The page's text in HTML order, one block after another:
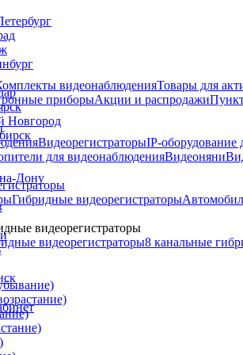
Новгород
Дону
видеонаблюденияТовары для
приборыАкции и распродажи
ВидеорегистраторыIP-оборудование
для видеонаблюденияВидеоняни
Гибридные видеорегистраторы
видеорегистраторы
видеорегистраторы8 канальные